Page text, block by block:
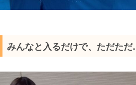
みんなと入るだけで、ただた